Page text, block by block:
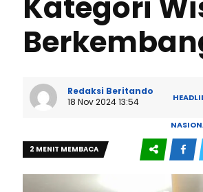
Redaksi Beritando
18 Nov 2024 13:54
2 MENIT MEMBACA